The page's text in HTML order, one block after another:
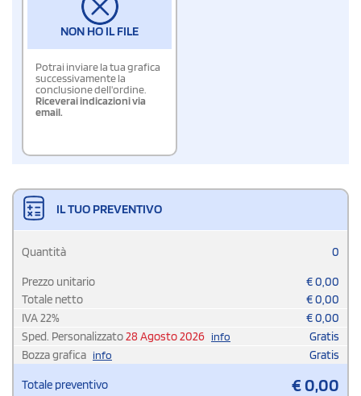
NON HO IL FILE
Potrai inviare la tua grafica
successivamente la
conclusione dell'ordine.
Riceverai indicazioni via
email.
IL TUO PREVENTIVO
Quantità 0
Prezzo unitario €0,00
Totale netto
€0,00
IVA22% €0,00
Sped. Personalizzato28 Agosto 2026 info
Gratis
Bozza grafica info Gratis
Totale preventivo €0,00